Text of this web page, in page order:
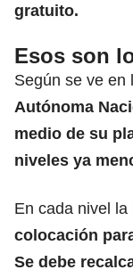
gratuito.
Esos son
Según se ve en
Autónoma
medio de su
niveles ya
En cada nivel la
colocación
Se debe